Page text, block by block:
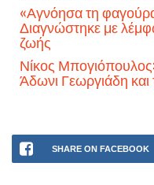
«Αγνόησα τη
Διαγνώστηκε με
ζωής
Νίκος
Άδωνι Γεωργιάδη και
SHARE ON FACEBOOK